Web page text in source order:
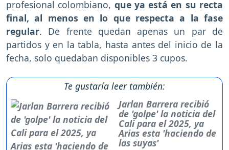
profesional colombiano, que ya está en su recta
final, al menos en lo que respecta a la fase
regular. De frente quedan apenas un par de
partidos y en la tabla, hasta antes del inicio de la
fecha, solo quedaban disponibles 3 cupos.
Te gustaría leer también:
Jarlan Barrera recibió
de 'golpe' la noticia del
Cali para el 2025, ya
Arias esta 'haciendo de
las suyas'